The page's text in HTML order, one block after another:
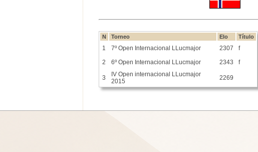
N Torneo Elo Título
1 7º Open Internacional LLucmajor 2307
f
2
6º Open Internacional LLucmajor 2343 f
3
IV Open internacional LLucmajor
2015
2269